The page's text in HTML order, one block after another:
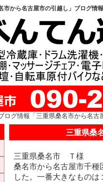
市から名古屋市の引越し」ブログ情報
ログ情報「三重県桑名市から名古
三重県桑
三重県桑名市 Ｔ様
桑名市から名古屋市千種
した。一番大きなもの